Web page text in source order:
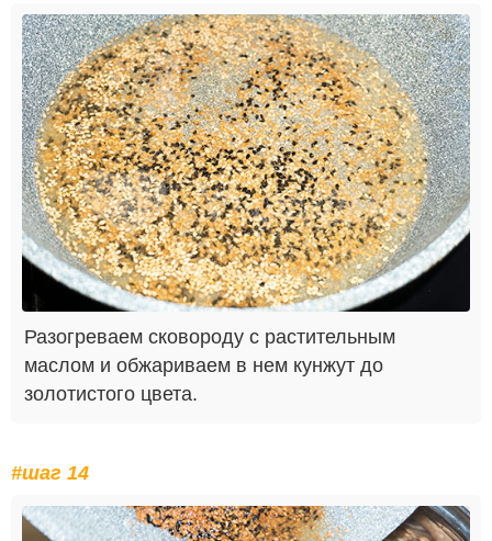
Разогреваем сковороду с растительным
маслом и обжариваем в нем кунжут до
золотистого цвета.
#шаг 14